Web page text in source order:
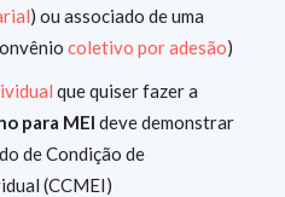
) ou associado de uma
coletivo por adesão)
que quiser fazer a
para MEI deve demonstrar
de Condição de
(CCMEI)